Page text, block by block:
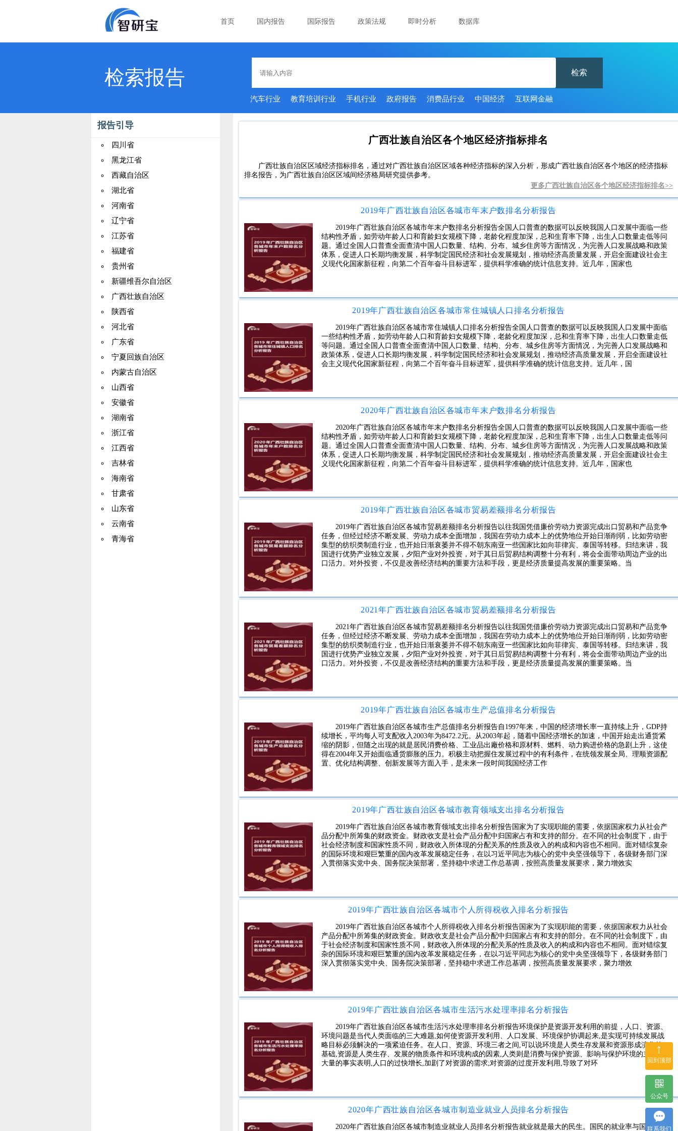
首页 国内报告 国际报告 政策法规 即时分析 数据库
检索报告 检索
汽车行业 教育培训行业 手机行业 政府报告 消费品行业 中国经济 互联网金融
报告引导
四川省
黑龙江省
西藏自治区
湖北省
河南省
辽宁省
江苏省
福建省
贵州省
新疆维吾尔自治区
广西壮族自治区
陕西省
河北省
广东省
宁夏回族自治区
内蒙古自治区
山西省
安徽省
湖南省
浙江省
江西省
吉林省
海南省
甘肃省
山东省
云南省
青海省
广西壮族自治区各个地区经济指标排名
广西壮族自治区区域经济指标排名，通过对广西壮族自治区区域各种经济指标的深入分析，形成广西壮族自治区各个地区的经济指标
排名报告，为广西壮族自治区区域间经济格局研究提供参考。
更多广西壮族自治区各个地区经济指标排名>>
2019年广西壮族自治区各城市年末户数排名分析报告
2019年广西壮族自治区各城市年末户数排名分析报告全国人口普查的数据可以反映我国人口发展中面临一些
结构性矛盾，如劳动年龄人口和育龄妇女规模下降，老龄化程度加深，总和生育率下降，出生人口数量走低等问
题。通过全国人口普查全面查清中国人口数量、结构、分布、城乡住房等方面情况，为完善人口发展战略和政策
体系，促进人口长期均衡发展，科学制定国民经济和社会发展规划，推动经济高质量发展，开启全面建设社会主
义现代化国家新征程，向第二个百年奋斗目标进军，提供科学准确的统计信息支持。近几年，国家也
2019年广西壮族自治区各城市常住城镇人口排名分析报告
2019年广西壮族自治区各城市常住城镇人口排名分析报告全国人口普查的数据可以反映我国人口发展中面临
一些结构性矛盾，如劳动年龄人口和育龄妇女规模下降，老龄化程度加深，总和生育率下降，出生人口数量走低
等问题。通过全国人口普查全面查清中国人口数量、结构、分布、城乡住房等方面情况，为完善人口发展战略和
政策体系，促进人口长期均衡发展，科学制定国民经济和社会发展规划，推动经济高质量发展，开启全面建设社
会主义现代化国家新征程，向第二个百年奋斗目标进军，提供科学准确的统计信息支持。近几年，国
2020年广西壮族自治区各城市年末户数排名分析报告
2020年广西壮族自治区各城市年末户数排名分析报告全国人口普查的数据可以反映我国人口发展中面临一些
结构性矛盾，如劳动年龄人口和育龄妇女规模下降，老龄化程度加深，总和生育率下降，出生人口数量走低等问
题。通过全国人口普查全面查清中国人口数量、结构、分布、城乡住房等方面情况，为完善人口发展战略和政策
体系，促进人口长期均衡发展，科学制定国民经济和社会发展规划，推动经济高质量发展，开启全面建设社会主
义现代化国家新征程，向第二个百年奋斗目标进军，提供科学准确的统计信息支持。近几年，国家也
2019年广西壮族自治区各城市贸易差额排名分析报告
2019年广西壮族自治区各城市贸易差额排名分析报告以往我国凭借廉价劳动力资源完成出口贸易和产品竞争
任务，但经过经济不断发展、劳动力成本全面增加，我国在劳动力成本上的优势地位开始日渐削弱，比如劳动密
集型的纺织类制造行业，也开始日渐衰萎并不得不朝东南亚一些国家比如向菲律宾、泰国等转移。归结来讲，我
国进行优势产业独立发展，夕阳产业对外投资，对于其日后贸易结构调整十分有利，将会全面带动周边产业的出
口活力。对外投资，不仅是改善经济结构的重要方法和手段，更是经济质量提高发展的重要策略。当
2021年广西壮族自治区各城市贸易差额排名分析报告
2021年广西壮族自治区各城市贸易差额排名分析报告以往我国凭借廉价劳动力资源完成出口贸易和产品竞争
任务，但经过经济不断发展、劳动力成本全面增加，我国在劳动力成本上的优势地位开始日渐削弱，比如劳动密
集型的纺织类制造行业，也开始日渐衰萎并不得不朝东南亚一些国家比如向菲律宾、泰国等转移。归结来讲，我
国进行优势产业独立发展，夕阳产业对外投资，对于其日后贸易结构调整十分有利，将会全面带动周边产业的出
口活力。对外投资，不仅是改善经济结构的重要方法和手段，更是经济质量提高发展的重要策略。当
2019年广西壮族自治区各城市生产总值排名分析报告
2019年广西壮族自治区各城市生产总值排名分析报告自1997年来，中国的经济增长率一直持续上升，GDP持
续增长，平均每人可支配收入2003年为8472.2元。从2003年起，随着中国经济增长的加速，中国开始走出通货紧
缩的阴影，但随之出现的就是居民消费价格、工业品出廠价格和原材料、燃料、动力购进价格的急剧上升，这使
得在2004年又开始面临通货膨胀的压力。积极主动把握住发展过程中的有利条件，在统领发展全局、理顺资源配
置、优化结构调整、创新发展等方面入手，是未来一段时间我国经济工作
2019年广西壮族自治区各城市教育领域支出排名分析报告
2019年广西壮族自治区各城市教育领域支出排名分析报告国家为了实现职能的需要，依据国家权力从社会产
品分配中所筹集的财政资金。财政收支是社会产品分配中归国家占有和支持的部分。在不同的社会制度下，由于
社会经济制度和国家性质不同，财政收入所体现的分配关系的性质及收入的构成和内容也不相同。面对错综复杂
的国际环境和艰巨繁重的国内改革发展稳定任务，在以习近平同志为核心的党中央坚强领导下，各级财务部门深
入贯彻落实党中央、国务院决策部署，坚持稳中求进工作总基调，按照高质量发展要求，聚力增效实
2019年广西壮族自治区各城市个人所得税收入排名分析报告
2019年广西壮族自治区各城市个人所得税收入排名分析报告国家为了实现职能的需要，依据国家权力从社会
产品分配中所筹集的财政资金。财政收支是社会产品分配中归国家占有和支持的部分。在不同的社会制度下，由
于社会经济制度和国家性质不同，财政收入所体现的分配关系的性质及收入的构成和内容也不相同。面对错综复
杂的国际环境和艰巨繁重的国内改革发展稳定任务，在以习近平同志为核心的党中央坚强领导下，各级财务部门
深入贯彻落实党中央、国务院决策部署，坚持稳中求进工作总基调，按照高质量发展要求，聚力增效
2019年广西壮族自治区各城市生活污水处理率排名分析报告
2019年广西壮族自治区各城市生活污水处理率排名分析报告环境保护是资源开发利用的前提，人口、资源、
环境问题是当代人类面临的三大难题,如何使资源开发利用、人口发展、环境保护协调起来,是实现可持续发展战
略目标必须解决的一项紧迫任务。在人口、资源、环境三者之间,可以说环境是人类生存发展和资源形成演化的
基础,资源是人类生存、发展的物质条件和环境构成的因素,人类则是消费与保护资源、影响与保护环境的主体。
大量的事实表明,人口的过快增长,加剧了对资源的需求;对资源的过度开发利用,导致了对环
2020年广西壮族自治区各城市制造业就业人员排名分析报告
2020年广西壮族自治区各城市制造业就业人员排名分析报告就业就是最大的民生。国民的就业率与国家经济
↑
回到顶部
公众号
联系我们